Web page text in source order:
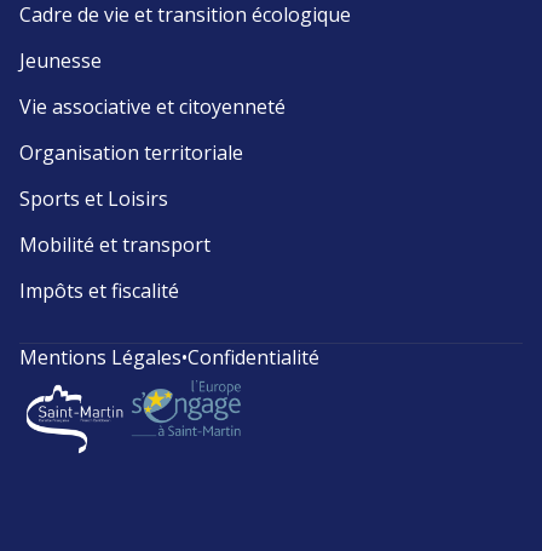
Cadre de vie et transition écologique
Jeunesse
Vie associative et citoyenneté
Organisation territoriale
Sports et Loisirs
Mobilité et transport
Impôts et fiscalité
Mentions Légales•Confidentialité